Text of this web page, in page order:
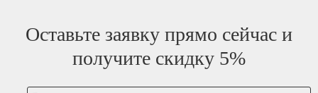
Оставьте заявку прямо сейчас и
получите скидку 5%